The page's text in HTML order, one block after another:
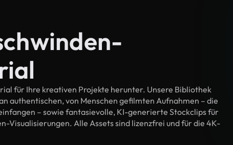
für Ihre kreativen Projekte herunter. Unsere Bibliothek
authentischen, von Menschen gefilmten Aufnahmen – die
– sowie fantasievolle, KI-generierte Stockclips für
Alle Assets sind lizenzfrei und für die 4K-